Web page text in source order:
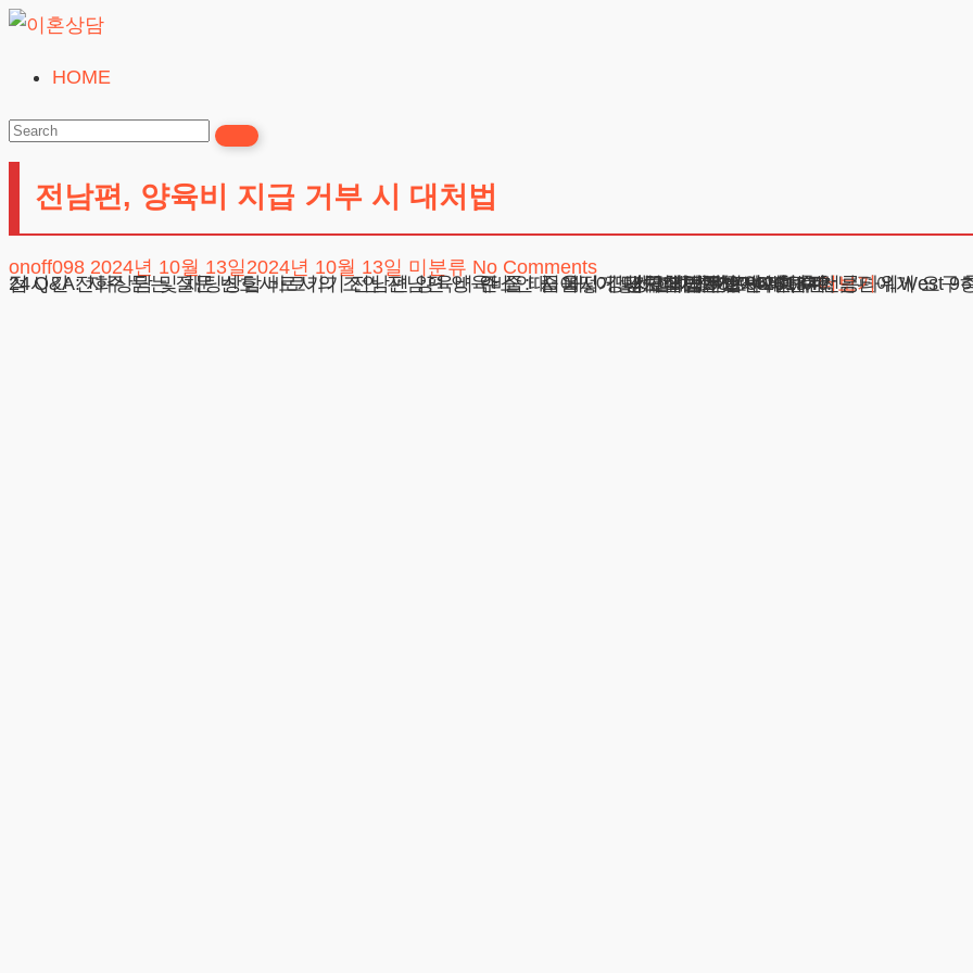
Skip
content
혼
상
24시간365일
HOME
전남편, 양육비 지급 거부 시 대처법
onoff098 2024년 10월 13일 2024년 10월 13일 미분류 No Comments
24시간 전화상담 및 채팅상담 바로가기 전남편 양육비 안 줄 때, 어떻게 대처할까? 첫 번째 단계: 남편에게 요구하기 법적으로 알아야 할 것 사례를 통해 알아보는 문제점 Q&A: 자주 묻는 질문 변호사로서의 조언 전남편 양육비 안 줄 때, 어떻게 대처할까? 이혼 후더보기
상호 : 법무법인 테헤란
사업자 : 589-86-01340
대표자 : 이수학
주소 : 서울시 강남구 테헤란로 420, KT선릉타워West 9
광고책임변호사 : 이수학